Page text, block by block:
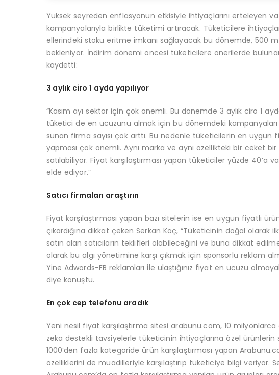
Yüksek seyreden enflasyonun etkisiyle ihtiyaçlarını erteleyen
kampanyalarıyla birlikte tüketimi artıracak. Tüketicilere
ellerindeki stoku eritme imkanı sağlayacak bu dönemde, 500
bekleniyor. İndirim dönemi öncesi tüketicilere önerilerde
kaydetti:
3 aylık ciro 1 ayda yapılıyor
“Kasım ayı sektör için çok önemli. Bu dönemde 3 aylık ciro 1
tüketici de en ucuzunu almak için bu dönemdeki kampanyaları
sunan firma sayısı çok arttı. Bu nedenle tüketicilerin en uygun
yapması çok önemli. Aynı marka ve aynı özellikteki bir ceket bir
satılabiliyor. Fiyat karşılaştırması yapan tüketiciler yüzde 40’a
elde ediyor.”
Satıcı firmaları araştırın
Fiyat karşılaştırması yapan bazı sitelerin ise en uygun fiyatlı
çıkardığına dikkat çeken Serkan Koç, “Tüketicinin doğal olarak
satın alan satıcıların teklifleri olabileceğini ve buna dikkat
olarak bu algı yönetimine karşı çıkmak için sponsorlu reklam
Yine Adwords-FB reklamları ile ulaştığınız fiyat en ucuzu
diye konuştu.
En çok cep telefonu aradık
Yeni nesil fiyat karşılaştırma sitesi arabunu.com, 10
zeka destekli tavsiyelerle tüketicinin ihtiyaçlarına özel ürünlerin
1000’den fazla kategoride ürün karşılaştırması yapan
özelliklerini de muadilleriyle karşılaştırıp tüketiciye bilgi veriyor.